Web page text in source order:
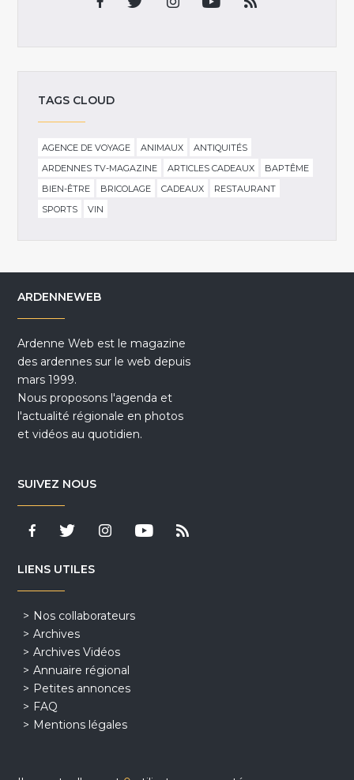
TAGS CLOUD
AGENCE DE VOYAGE ANIMAUX
ANTIQUITÉS
ARDENNES TV-MAGAZINE
ARTICLES CADEAUX
BAPTÊME
BIEN-ÊTRE
BRICOLAGE CADEAUX
RESTAURANT
SPORTS
VIN
ARDENNEWEB
Ardenne Web est le magazine
des ardennes sur le web depuis
mars 1999.
Nous proposons l'agenda et
l'actualité régionale en photos
et vidéos au quotidien.
SUIVEZ NOUS
LIENS UTILES
Nos collaborateurs
Archives
Archives Vidéos
Annuaire régional
Petites annonces
FAQ
Mentions légales